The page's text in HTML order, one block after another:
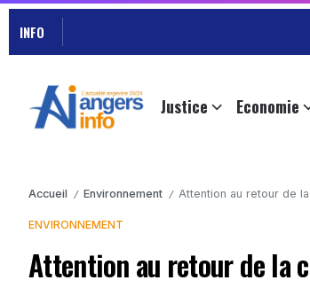
INFO
Justice Economie
Accueil / Environnement / Attention au retour de
ENVIRONNEMENT
Attention au retour de la